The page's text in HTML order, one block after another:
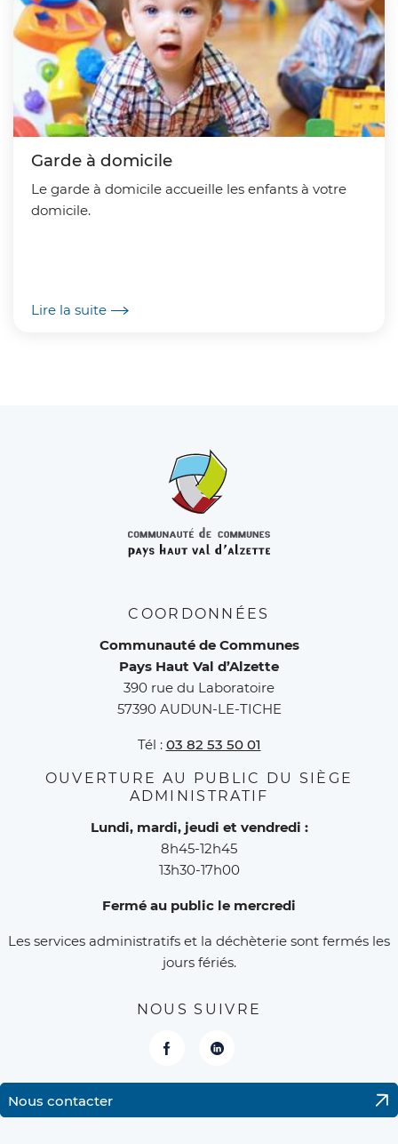
Garde à domicile
Le garde à domicile accueille les enfants à votre
domicile.
Lire la suite
COORDONNÉES
Communauté de Communes
Pays Haut Val d’Alzette
390 rue du Laboratoire
57390 AUDUN-LE-TICHE
Tél : 03 82 53 50 01
OUVERTURE AU PUBLIC DU SIÈGE
ADMINISTRATIF
Lundi, mardi, jeudi et vendredi :
8h45-12h45
13h30-17h00
Fermé au public le mercredi
Les services administratifs et la déchèterie sont fermés les
jours fériés.
NOUS SUIVRE
FacebookLinkedIn
Nous contacter